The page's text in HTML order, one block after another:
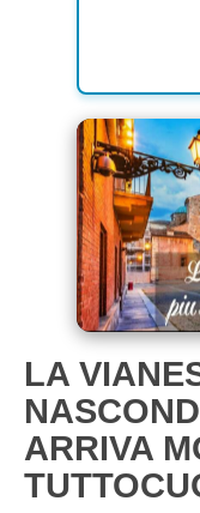
LA
ARRIVA